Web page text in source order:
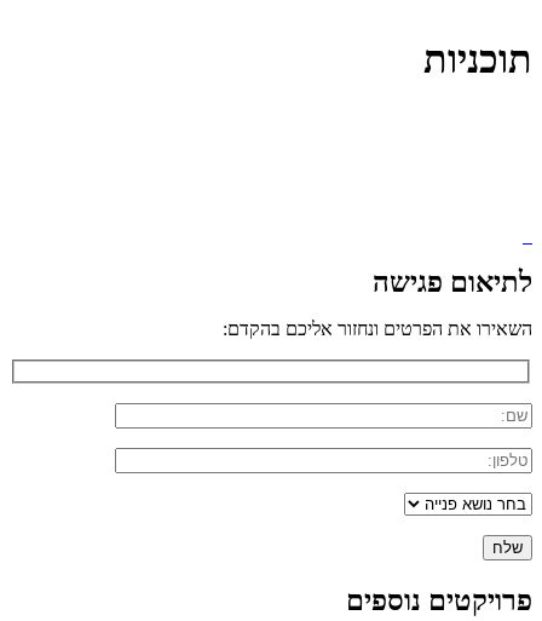
תוכניות
לתיאום פגישה
השאירו את הפרטים ונחזור אליכם בהקדם:
פרויקטים נוספים